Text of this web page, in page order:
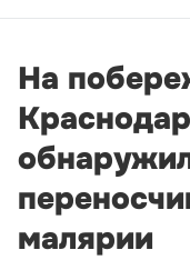
На
малярии